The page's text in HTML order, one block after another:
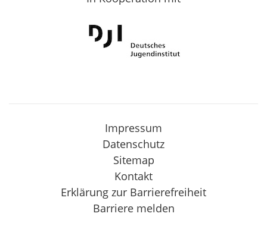
Impressum
Datenschutz
Sitemap
Kontakt
Erklärung zur Barrierefreiheit
Barriere melden